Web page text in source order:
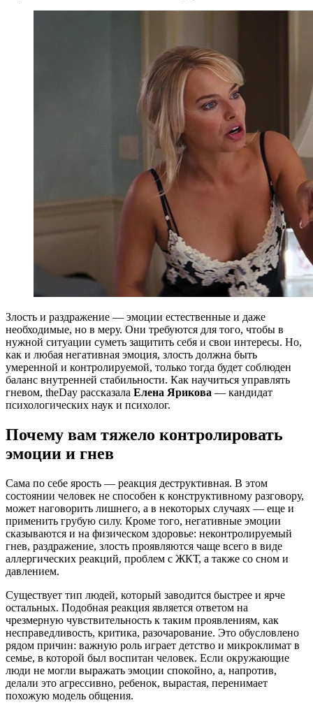
Злость и раздражение — эмоции естественные и даже
необходимые, но в меру. Они требуются для того, чтобы в
нужной ситуации суметь защитить себя и свои интересы. Но,
как и любая негативная эмоция, злость должна быть
умеренной и контролируемой, только тогда будет соблюден
баланс внутренней стабильности. Как научиться управлять
гневом, theDay рассказала Елена Ярикова — кандидат
психологических наук и психолог.
Почему вам тяжело контролировать
эмоции и гнев
Сама по себе ярость — реакция деструктивная. В этом
состоянии человек не способен к конструктивному разговору,
может наговорить лишнего, а в некоторых случаях — еще и
применить грубую силу. Кроме того, негативные эмоции
сказываются и на физическом здоровье: неконтролируемый
гнев, раздражение, злость проявляются чаще всего в виде
аллергических реакций, проблем с ЖКТ, а также со сном и
давлением.
Существует тип людей, который заводится быстрее и ярче
остальных. Подобная реакция является ответом на
чрезмерную чувствительность к таким проявлениям, как
несправедливость, критика, разочарование. Это обусловлено
рядом причин: важную роль играет детство и микроклимат в
семье, в которой был воспитан человек. Если окружающие
люди не могли выражать эмоции спокойно, а, напротив,
делали это агрессивно, ребенок, вырастая, перенимает
похожую модель общения.